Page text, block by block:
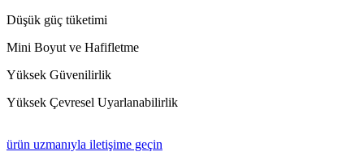
Düşük güç tüketimi
Mini Boyut ve Hafifletme
Yüksek Güvenilirlik
Yüksek Çevresel Uyarlanabilirlik
ürün uzmanıyla iletişime geçin